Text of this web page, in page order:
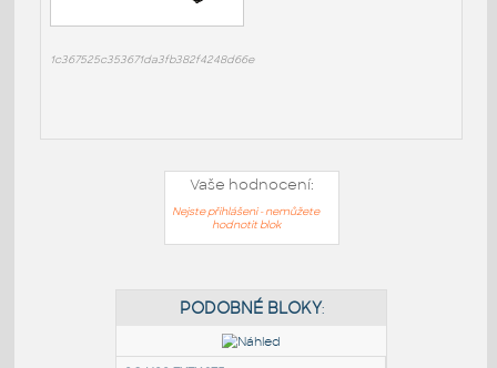
1c367525c353671da3fb382f4248d66e
Vaše hodnocení:
Nejste přihlášeni - nemůžete
hodnotit blok